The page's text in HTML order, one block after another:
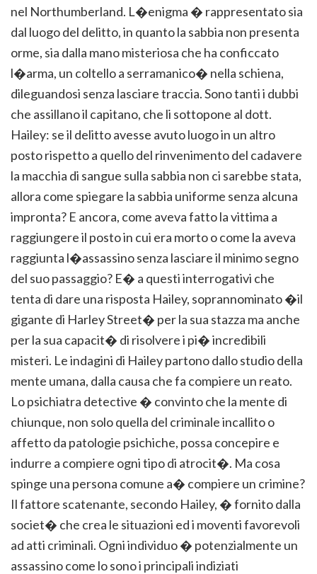
nel Northumberland. L�enigma � rappresentato sia
dal luogo del delitto, in quanto la sabbia non presenta
orme, sia dalla mano misteriosa che ha conficcato
l�arma, un coltello a serramanico� nella schiena,
dileguandosi senza lasciare traccia. Sono tanti i dubbi
che assillano il capitano, che li sottopone al dott.
Hailey: se il delitto avesse avuto luogo in un altro
posto rispetto a quello del rinvenimento del cadavere
la macchia di sangue sulla sabbia non ci sarebbe stata,
allora come spiegare la sabbia uniforme senza alcuna
impronta? E ancora, come aveva fatto la vittima a
raggiungere il posto in cui era morto o come la aveva
raggiunta l�assassino senza lasciare il minimo segno
del suo passaggio? E� a questi interrogativi che
tenta di dare una risposta Hailey, soprannominato �il
gigante di Harley Street� per la sua stazza ma anche
per la sua capacit� di risolvere i pi� incredibili
misteri. Le indagini di Hailey partono dallo studio della
mente umana, dalla causa che fa compiere un reato.
Lo psichiatra detective � convinto che la mente di
chiunque, non solo quella del criminale incallito o
affetto da patologie psichiche, possa concepire e
indurre a compiere ogni tipo di atrocit�. Ma cosa
spinge una persona comune a� compiere un crimine?
Il fattore scatenante, secondo Hailey, � fornito dalla
societ� che crea le situazioni ed i moventi favorevoli
ad atti criminali. Ogni individuo � potenzialmente un
assassino come lo sono i principali indiziati